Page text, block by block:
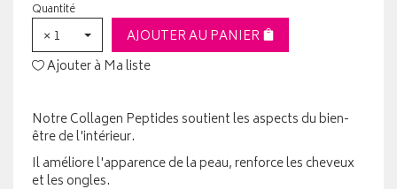
Quantité
× 1
AJOUTER AU PANIER
Ajouter à Ma liste
Notre Collagen Peptides soutient les aspects du bien-
être de l'intérieur.
Il améliore l'apparence de la peau, renforce les cheveux
et les ongles.